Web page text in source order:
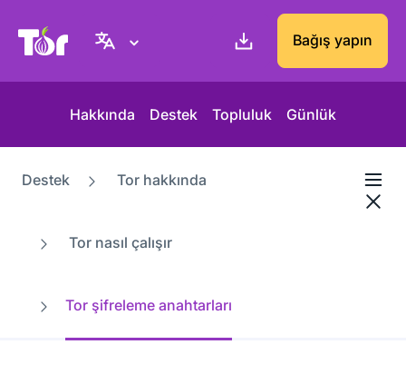
Tor Project sitesi Bağış yapın
Hakkında Destek Topluluk Günlük
Destek Tor hakkında
Tor nasıl çalışır
Tor şifreleme anahtarları